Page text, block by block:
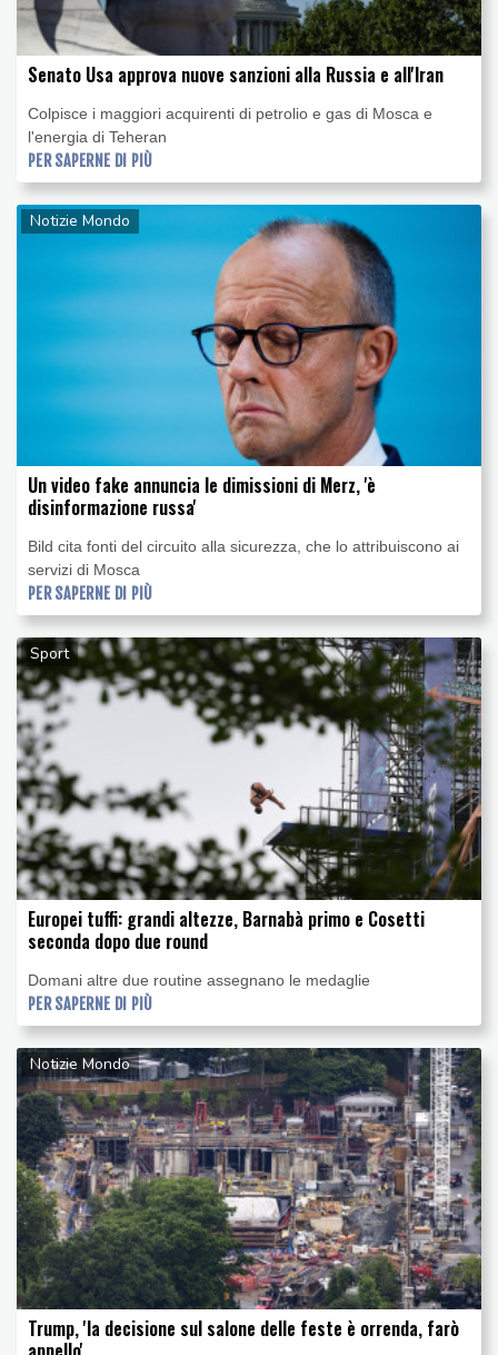
Senato Usa approva nuove sanzioni alla Russia e all'Iran
Colpisce i maggiori acquirenti di petrolio e gas di Mosca e
l'energia di Teheran
PER SAPERNE DI PIÙ
Notizie Mondo
Un video fake annuncia le dimissioni di Merz, 'è
disinformazione russa'
Bild cita fonti del circuito alla sicurezza, che lo attribuiscono ai
servizi di Mosca
PER SAPERNE DI PIÙ
Sport
Europei tuffi: grandi altezze, Barnabà primo e Cosetti
seconda dopo due round
Domani altre due routine assegnano le medaglie
PER SAPERNE DI PIÙ
Notizie Mondo
Trump, 'la decisione sul salone delle feste è orrenda, farò